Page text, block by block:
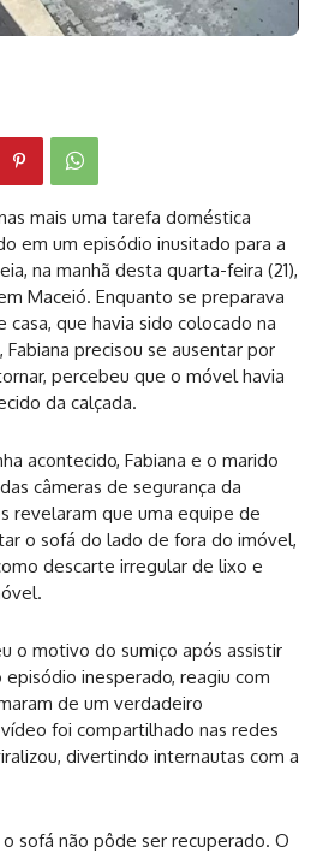
mais uma tarefa doméstica
em um episódio inusitado para a
na manhã desta quarta-feira (21),
Maceió. Enquanto se preparava
casa, que havia sido colocado na
precisou se ausentar por
percebeu que o móvel havia
da calçada.
acontecido, Fabiana e o marido
câmeras de segurança da
revelaram que uma equipe de
o sofá do lado de fora do imóvel,
descarte irregular de lixo e
o motivo do sumiço após assistir
inesperado, reagiu com
de um verdadeiro
foi compartilhado nas redes
divertindo internautas com a
sofá não pôde ser recuperado. O